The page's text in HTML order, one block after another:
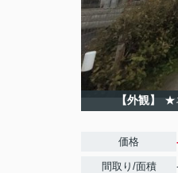
【外観】 ★
価格
間取り/面積